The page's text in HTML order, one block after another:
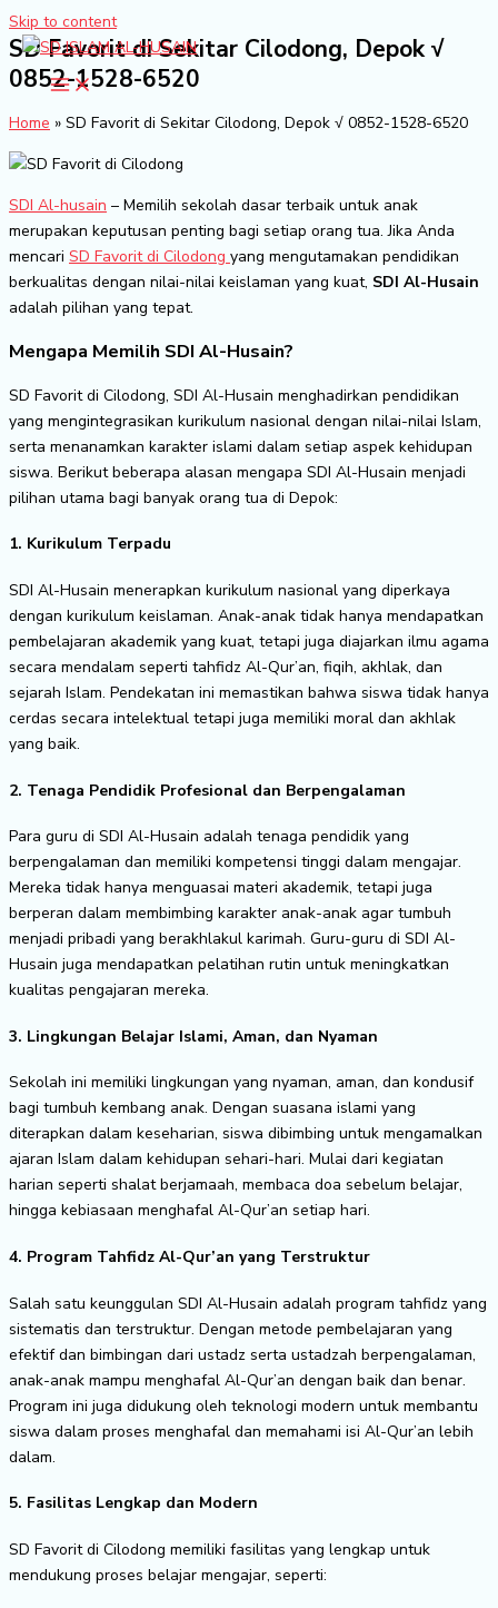
Skip to content
SD Favorit di Sekitar Cilodong, Depok √
0852-1528-6520
Home » SD Favorit di Sekitar Cilodong, Depok √ 0852-1528-6520
SDI Al-husain – Memilih sekolah dasar terbaik untuk anak
merupakan keputusan penting bagi setiap orang tua. Jika Anda
mencari SD Favorit di Cilodong yang mengutamakan pendidikan
berkualitas dengan nilai-nilai keislaman yang kuat, SDI Al-Husain
adalah pilihan yang tepat.
Mengapa Memilih SDI Al-Husain?
SD Favorit di Cilodong, SDI Al-Husain menghadirkan pendidikan
yang mengintegrasikan kurikulum nasional dengan nilai-nilai Islam,
serta menanamkan karakter islami dalam setiap aspek kehidupan
siswa. Berikut beberapa alasan mengapa SDI Al-Husain menjadi
pilihan utama bagi banyak orang tua di Depok:
1. Kurikulum Terpadu
SDI Al-Husain menerapkan kurikulum nasional yang diperkaya
dengan kurikulum keislaman. Anak-anak tidak hanya mendapatkan
pembelajaran akademik yang kuat, tetapi juga diajarkan ilmu agama
secara mendalam seperti tahfidz Al-Qur’an, fiqih, akhlak, dan
sejarah Islam. Pendekatan ini memastikan bahwa siswa tidak hanya
cerdas secara intelektual tetapi juga memiliki moral dan akhlak
yang baik.
2. Tenaga Pendidik Profesional dan Berpengalaman
Para guru di SDI Al-Husain adalah tenaga pendidik yang
berpengalaman dan memiliki kompetensi tinggi dalam mengajar.
Mereka tidak hanya menguasai materi akademik, tetapi juga
berperan dalam membimbing karakter anak-anak agar tumbuh
menjadi pribadi yang berakhlakul karimah. Guru-guru di SDI Al-
Husain juga mendapatkan pelatihan rutin untuk meningkatkan
kualitas pengajaran mereka.
3. Lingkungan Belajar Islami, Aman, dan Nyaman
Sekolah ini memiliki lingkungan yang nyaman, aman, dan kondusif
bagi tumbuh kembang anak. Dengan suasana islami yang
diterapkan dalam keseharian, siswa dibimbing untuk mengamalkan
ajaran Islam dalam kehidupan sehari-hari. Mulai dari kegiatan
harian seperti shalat berjamaah, membaca doa sebelum belajar,
hingga kebiasaan menghafal Al-Qur’an setiap hari.
4. Program Tahfidz Al-Qur’an yang Terstruktur
Salah satu keunggulan SDI Al-Husain adalah program tahfidz yang
sistematis dan terstruktur. Dengan metode pembelajaran yang
efektif dan bimbingan dari ustadz serta ustadzah berpengalaman,
anak-anak mampu menghafal Al-Qur’an dengan baik dan benar.
Program ini juga didukung oleh teknologi modern untuk membantu
siswa dalam proses menghafal dan memahami isi Al-Qur’an lebih
dalam.
5. Fasilitas Lengkap dan Modern
SD Favorit di Cilodong memiliki fasilitas yang lengkap untuk
mendukung proses belajar mengajar, seperti: